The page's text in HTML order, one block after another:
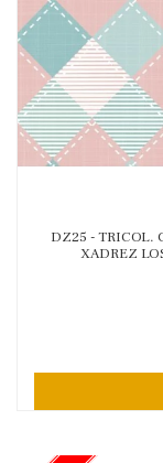
DZ25 - TRICOL.
XADREZ